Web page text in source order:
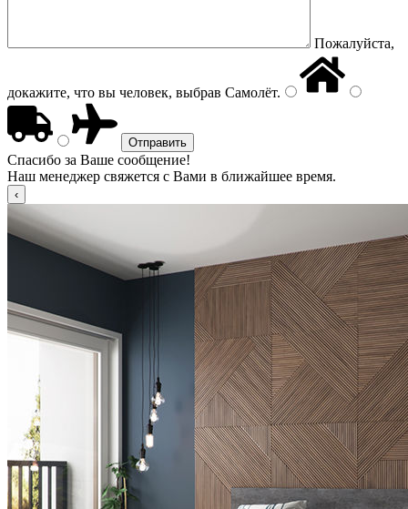
Пожалуйста,
докажите, что вы человек, выбрав Самолёт.
Спасибо за Ваше сообщение!
Наш менеджер свяжется с Вами в ближайшее время.